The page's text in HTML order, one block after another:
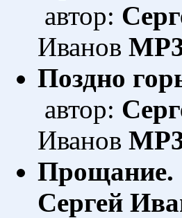
автор:
Иванов
Поздно
автор:
Иванов
Прощание.
Сергей